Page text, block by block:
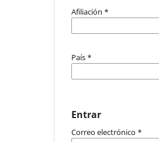
Afiliación *
País *
Entrar
Correo electrónico *